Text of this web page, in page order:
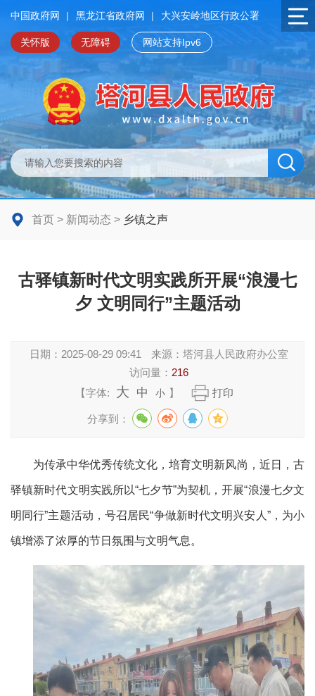
中国政府网 | 黑龙江省政府网 | 大兴安岭地区行政公署
关怀版 无障碍 网站支持Ipv6
首页 > 新闻动态 > 乡镇之声
古驿镇新时代文明实践所开展“浪漫七
夕 文明同行”主题活动
日期： 2025-08-29 09:41 来源： 塔河县人民政府办公室
访问量： 216
【字体:
大 中 小 】 打印
分享到：
为传承中华优秀传统文化，培育文明新风尚，近日，古
驿镇新时代文明实践所以“七夕节”为契机，开展“浪漫七夕文
明同行”主题活动，号召居民“争做新时代文明兴安人”，为小
镇增添了浓厚的节日氛围与文明气息。